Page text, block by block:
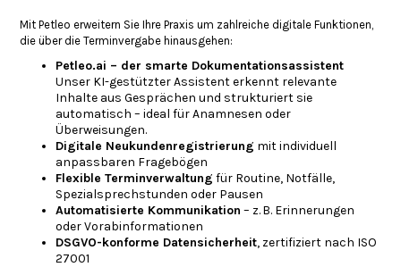
Mit Petleo erweitern Sie Ihre Praxis um zahlreiche digitale Funktionen,
die über die Terminvergabe hinausgehen:
Petleo.ai – der smarte Dokumentationsassistent
Unser KI-gestützter Assistent erkennt relevante
Inhalte aus Gesprächen und strukturiert sie
automatisch – ideal für Anamnesen oder
Überweisungen.​
Digitale Neukundenregistrierung mit individuell
anpassbaren Fragebögen
Flexible Terminverwaltung für Routine, Notfälle,
Spezialsprechstunden oder Pausen
Automatisierte Kommunikation – z. B. Erinnerungen
oder Vorabinformationen
DSGVO-konforme Datensicherheit, zertifiziert nach ISO
27001